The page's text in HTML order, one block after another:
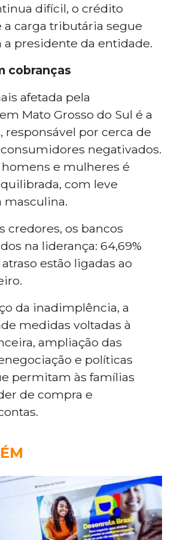
difícil, o crédito
a carga tributária segue
a presidente da entidade.
cobranças
afetada pela
Mato Grosso do Sul é a
responsável por cerca de
negativados.
e mulheres é
com leve
credores, os bancos
na liderança: 64,69%
estão ligadas ao
da inadimplência, a
medidas voltadas à
ampliação das
e políticas
permitam às famílias
de compra e